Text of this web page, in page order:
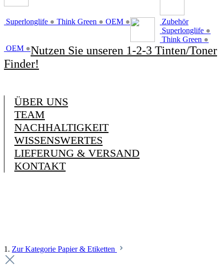
Superlonglife ● Think Green ● OEM ●
Zubehör
Superlonglife ●
Think Green ●
OEM ●Nutzen Sie unseren 1-2-3 Tinten/Toner
Finder!
ÜBER UNS
TEAM
NACHHALTIGKEIT
WISSENSWERTES
LIEFERUNG & VERSAND
KONTAKT
1. Zur Kategorie Papier & Etiketten